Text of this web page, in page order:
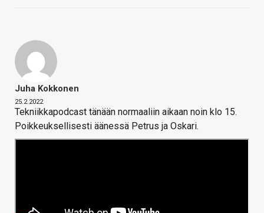
Juha Kokkonen
25.2.2022
Tekniikkapodcast tänään normaaliin aikaan noin klo 15.
Poikkeuksellisesti äänessä Petrus ja Oskari.